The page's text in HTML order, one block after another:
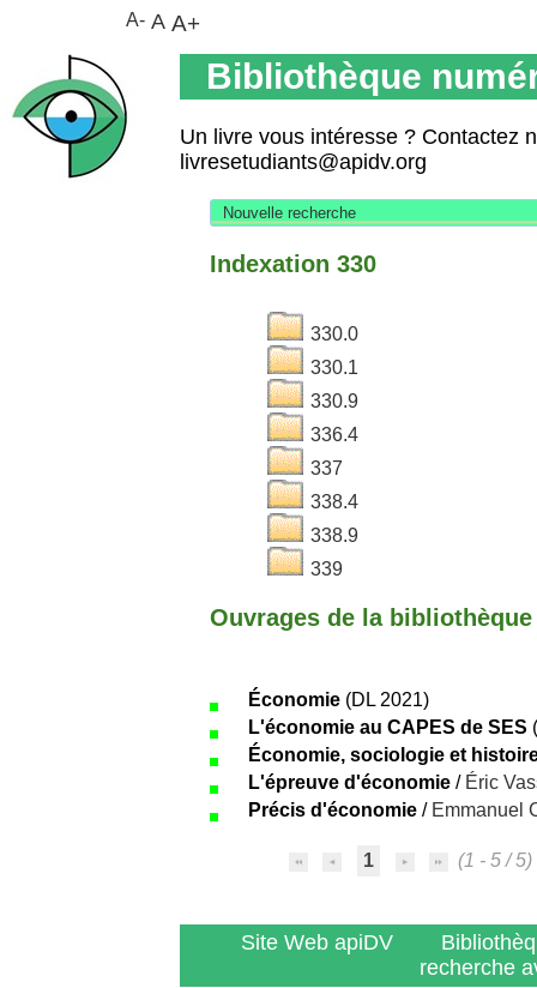
Bibliothèque
Un livre vous intéresse ? Contactez
livresetudiants@apidv.org
Nouvelle recherche
Indexation 330
330.0
330.1
330.9
336.4
337
338.4
338.9
339
Ouvrages de la
Économie (DL 2021)
L'économie au CAPES de SES
Économie, sociologie et
L'épreuve d'économie / Éric
Précis d'économie / Emmanuel
1 (1 - 5 / 5)
Site Web apiDV
recherche
A- A A+